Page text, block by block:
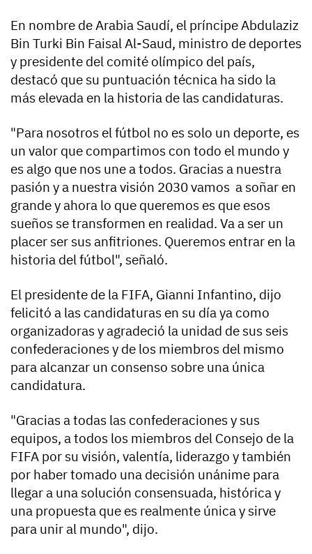
En nombre de Arabia Saudí, el príncipe Abdulaziz
Bin Turki Bin Faisal Al-Saud, ministro de deportes
y presidente del comité olímpico del país,
destacó que su puntuación técnica ha sido la
más elevada en la historia de las candidaturas.
"Para nosotros el fútbol no es solo un deporte, es
un valor que compartimos con todo el mundo y
es algo que nos une a todos. Gracias a nuestra
pasión y a nuestra visión 2030 vamos a soñar en
grande y ahora lo que queremos es que esos
sueños se transformen en realidad. Va a ser un
placer ser sus anfitriones. Queremos entrar en la
historia del fútbol", señaló.
El presidente de la FIFA, Gianni Infantino, dijo
felicitó a las candidaturas en su día ya como
organizadoras y agradeció la unidad de sus seis
confederaciones y de los miembros del mismo
para alcanzar un consenso sobre una única
candidatura.
"Gracias a todas las confederaciones y sus
equipos, a todos los miembros del Consejo de la
FIFA por su visión, valentía, liderazgo y también
por haber tomado una decisión unánime para
llegar a una solución consensuada, histórica y
una propuesta que es realmente única y sirve
para unir al mundo", dijo.